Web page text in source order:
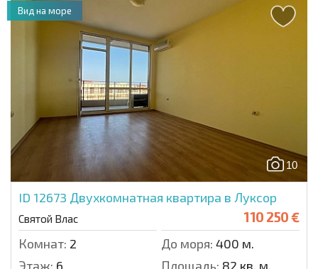
10
ID 12673 Двухкомнатная квартира в Луксор
Святой Влас 110 250 €
Комнат: 2 До моря: 400 м.
Этаж: 6 Площадь: 82 кв. м.
Вид на море